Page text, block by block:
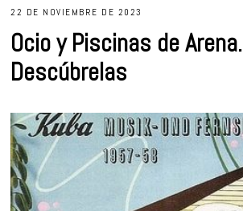
22 DE NOVIEMBRE DE 2023
Ocio y Piscinas de Arena.
Descúbrelas